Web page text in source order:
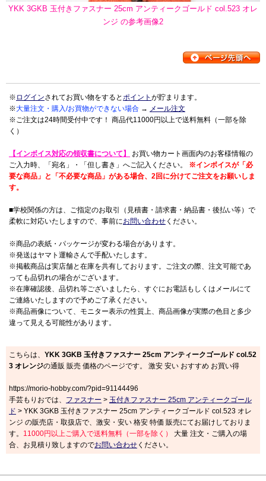
YKK 3GKB 玉付きファスナー 25cm アンティークゴールド col.523 オレ
ンジ の参考画像2
※ ログインされてお買い物をすると ポイント が貯まります。
※大量注文・購入/お買物ができない場合 → メール注文
※ご注文は24時間受付中です！ 商品代11000円以上で送料無料（一部を除
く）
【インボイス対応の領収書について】
お買い物カート画面内のお客様情報の
ご入力時、「宛名」・「但し書き」へご記入ください。 ※インボイスが「必
要な商品」と「不必要な商品」がある場合、2回に分けてご注文をお願いしま
す。
■学校関係の方は、ご指定のお取引（見積書・請求書・納品書・後払い等）で
柔軟に対応いたしますので、事前にお問い合わせ ください。
※商品の表紙・パッケージが変わる場合があります。
※発送はヤマト運輸さんで手配いたします。
※掲載商品は実店舗と在庫を共有しております。ご注文の際、注文可能であ
っても品切れの場合がございます。
※在庫確認後、品切れ等ございましたら、すぐにお電話もしくはメールにて
ご連絡いたしますので予めご了承ください。
※商品画像について、モニター表示の性質上、商品画像が実際の色目と多少
違って見える可能性があります。
こちらは、 YKK 3GKB 玉付きファスナー 25cm アンティークゴールド col.52
3 オレンジの通販 販売 価格のページです。 激安 安い おすすめ お買い得
https://morio-hobby.com/?pid=91144496
手芸もりおでは、 ファスナー > 玉付きファスナー 25cm アンティークゴール
ド > YKK 3GKB 玉付きファスナー 25cm アンティークゴールド col.523 オレ
ンジ の販売店・取扱店で、激安・安い 格安 特価 販売にてお届けしておりま
す。 11000円以上ご購入で送料無料（一部を除く）
大量 注文・ご購入の場
合、お見積り致しますのでお問い合わせ ください。